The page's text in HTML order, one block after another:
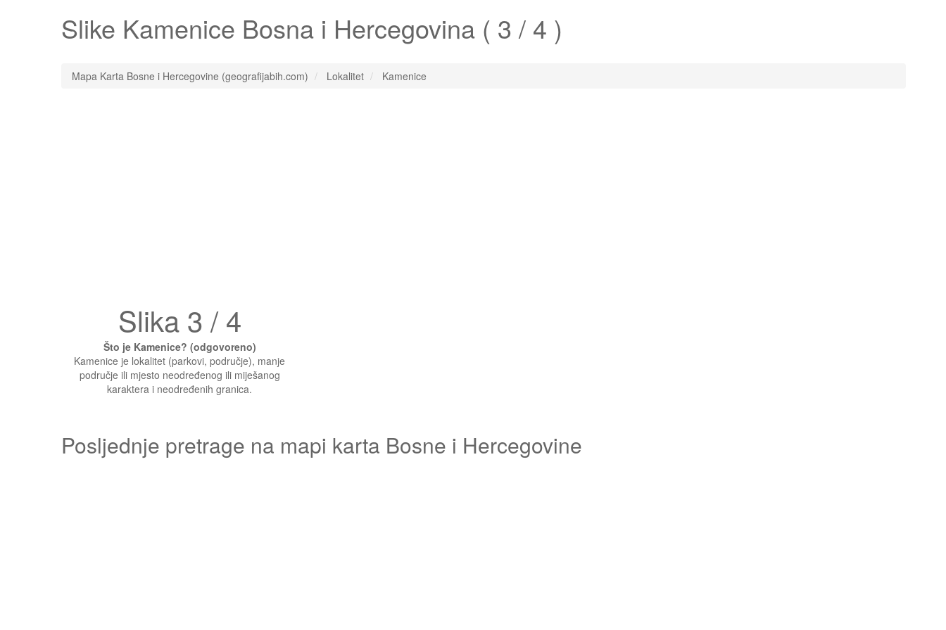
Slike Kamenice Bosna i Hercegovina ( 3 / 4 )
Mapa Karta Bosne i Hercegovine (geografijabih.com) Lokalitet Kamenice
Slika 3 / 4
Što je Kamenice? (odgovoreno)
Kamenice je lokalitet (parkovi, područje), manje
područje ili mjesto neodređenog ili miješanog
karaktera i neodređenih granica.
Posljednje pretrage na mapi karta Bosne i Hercegovine